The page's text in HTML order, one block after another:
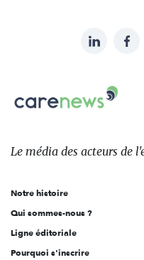
sur:
LinkedIn
Le
des
l'engagement
Le média des acteurs de
Notre histoire
Qui sommes-nous ?
Ligne éditoriale
Pourquoi s'inscrire